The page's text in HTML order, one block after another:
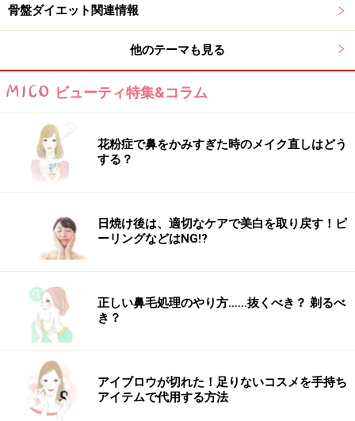
垂れ尻
などの美容目的のような場合にも整体院に行くと意外な
整体院ってどんなことをするの？
整体は、施術を行う整体師によって手技や使う器具が違
い、統一されたものはありません。
みなさんどのような施術を受けたのか聞いてみましょ
う。
「私は、骨盤矯正用のベッドを使って矯正してもらいま
した。痛みはまったく感じなくて、これで本当に矯正さ
れているの？と半信半疑でした」
「骨盤周りを中心にマッサージをしたり、股関節をまわ
骨盤ダイエット関連情報
他のテーマも見る
ビューティ特集&コラム
花粉症で鼻をかみすぎた時のメイク直しはどう
する？
日焼け後は、適切なケアで美白を取り戻す！ピ
ーリングなどはNG!?
正しい鼻毛処理のやり方……抜くべき？ 剃るべ
き？
アイブロウが切れた！足りないコスメを手持ち
アイテムで代用する方法